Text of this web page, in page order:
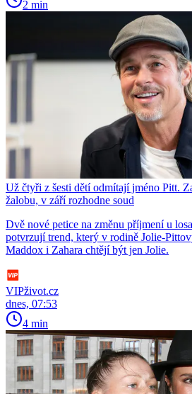
2 min
Už čtyři z šesti dětí odmítají jméno Pitt.
žalobu, v září rozhodne soud
Dvě nové petice na změnu příjmení u
potvrzují trend, který v rodině Jolie-
Maddox i Zahara chtějí být jen Jolie.
VIPživot.cz
dnes, 07:53
4 min